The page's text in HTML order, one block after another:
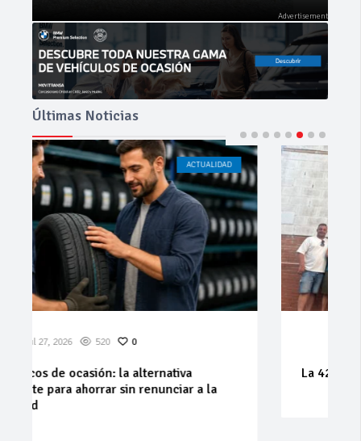
Últimas Noticias
ACTUALIDAD
Jul 23, 2026
La 42ª Subida a Vejer comienza a perfilarse